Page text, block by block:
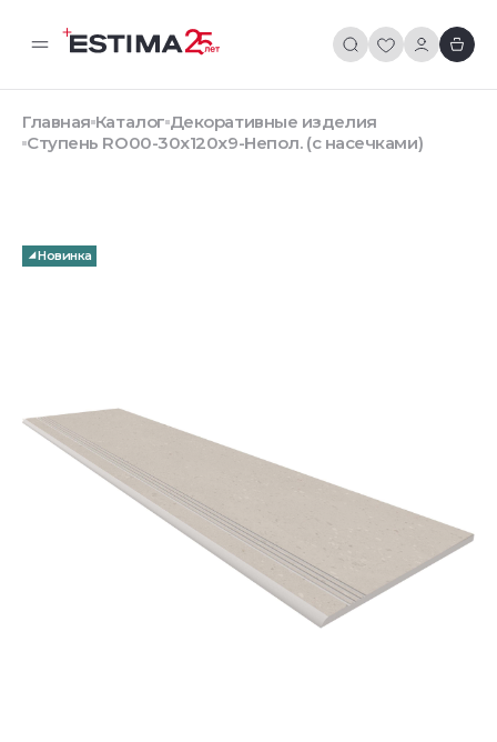
Главная Каталог Декоративные изделия
Ступень RO00-30x120x9-Непол. (с насечками)
Новинка